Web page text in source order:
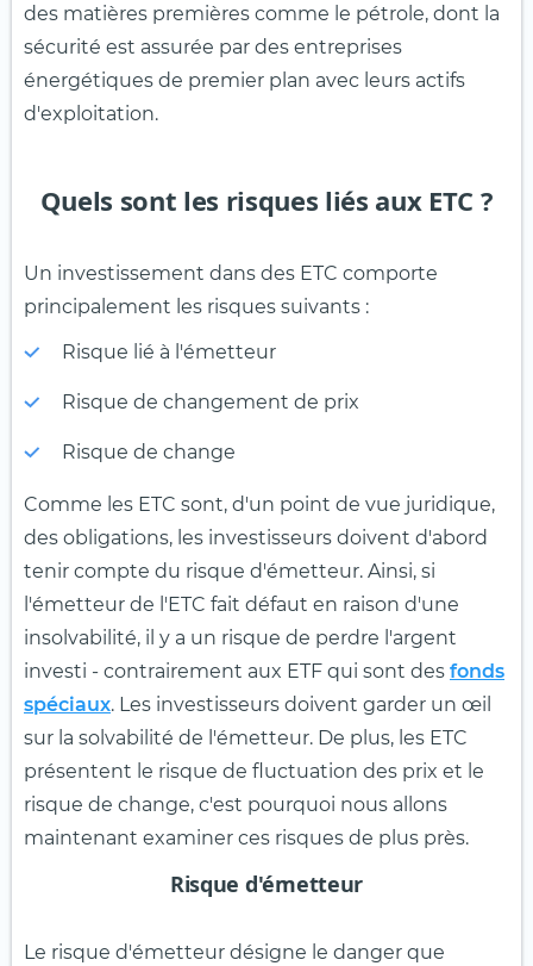
des matières premières comme le pétrole, dont la
sécurité est assurée par des entreprises
énergétiques de premier plan avec leurs actifs
d'exploitation.
Quels sont les risques liés aux ETC ?
Un investissement dans des ETC comporte
principalement les risques suivants :
Risque lié à l'émetteur
Risque de changement de prix
Risque de change
Comme les ETC sont, d'un point de vue juridique,
des obligations, les investisseurs doivent d'abord
tenir compte du risque d'émetteur. Ainsi, si
l'émetteur de l'ETC fait défaut en raison d'une
insolvabilité, il y a un risque de perdre l'argent
investi - contrairement aux ETF qui sont des fonds
spéciaux. Les investisseurs doivent garder un œil
sur la solvabilité de l'émetteur. De plus, les ETC
présentent le risque de fluctuation des prix et le
risque de change, c'est pourquoi nous allons
maintenant examiner ces risques de plus près.
Risque d'émetteur
Le risque d'émetteur désigne le danger que